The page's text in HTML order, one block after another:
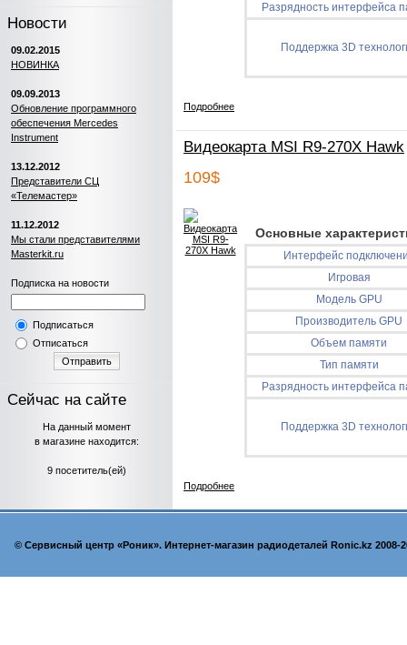
Новости
09.02.2015
НОВИНКА
09.09.2013
Обновление программного
обеспечения Mercedes
Instrument
13.12.2012
Представители СЦ
«Телемастер»
11.12.2012
Мы стали представителями
Masterkit.ru
Подписка на новости
Подписаться
Отписаться
Отправить
Сейчас на сайте
На данный момент
в магазине находится:
9 посетитель(ей)
Разрядность интерфейса
Поддержка 3D
Подробнее
Видеокарта MSI R9-270X Hawk
109$
Основные
Интерфейс
Игровая
Модель GPU
Производитель GPU
Объем памяти
Тип памяти
Разрядность интерфейса
Поддержка 3D
Подробнее
© Cервисный центр «Роник». Интернет-магазин радиодеталей Ronic.kz 2008-